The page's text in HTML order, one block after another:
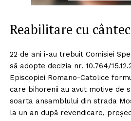
Reabilitare cu cântec
22 de ani i-au trebuit Comisiei
să adopte decizia nr. 10.764/
Episcopiei Romano-Catolice
care bihorenii au avut motive de
soarta ansamblului din strada
la un an după revendicare,